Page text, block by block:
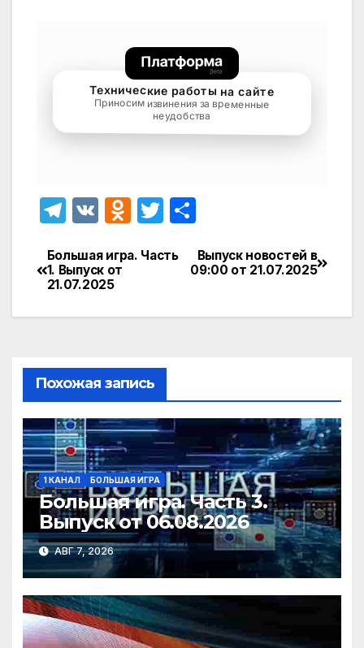
T
e
gr
a
V
O
n
kl
s
s
ni
ki
T
itt п
а
т
ь
Навигация
по
Выпуск новостей в
09:00 от 21.07.2025
Большая игра. Часть
1. Выпуск от
21.07.2025
Похожая запись
1 КАНАЛ БОЛЬШАЯ ИГРА
Большая игра. Часть 3.
Выпуск от 06.08.2026
АВГ 7, 2026